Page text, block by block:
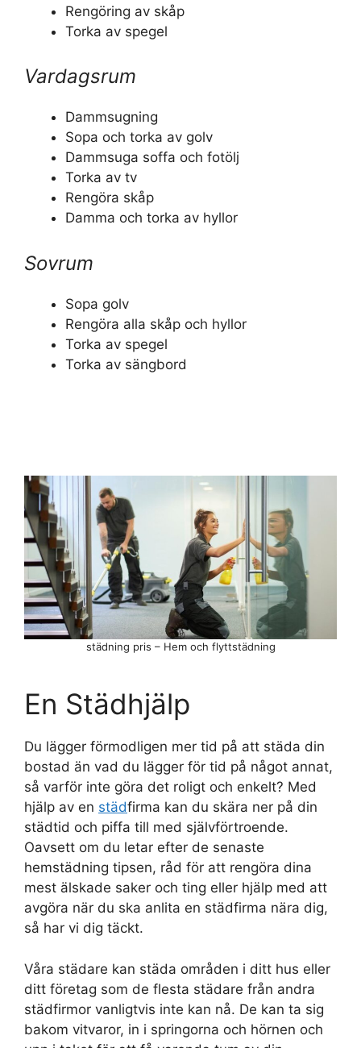
Rengöring av skåp
Torka av spegel
Vardagsrum
Dammsugning
Sopa och torka av golv
Dammsuga soffa och fotölj
Torka av tv
Rengöra skåp
Damma och torka av hyllor
Sovrum
Sopa golv
Rengöra alla skåp och hyllor
Torka av spegel
Torka av sängbord
En Städhjälp
Du lägger förmodligen mer tid på att städa din
bostad än vad du lägger för tid på något annat,
så varför inte göra det roligt och enkelt? Med
hjälp av en städfirma kan du skära ner på din
städtid och piffa till med självförtroende.
Oavsett om du letar efter de senaste
hemstädning tipsen, råd för att rengöra dina
mest älskade saker och ting eller hjälp med att
avgöra när du ska anlita en städfirma nära dig,
så har vi dig täckt.
Våra städare kan städa områden i ditt hus eller
ditt företag som de flesta städare från andra
städfirmor vanligtvis inte kan nå. De kan ta sig
bakom vitvaror, in i springorna och hörnen och
städning pris – Hem och flyttstädning